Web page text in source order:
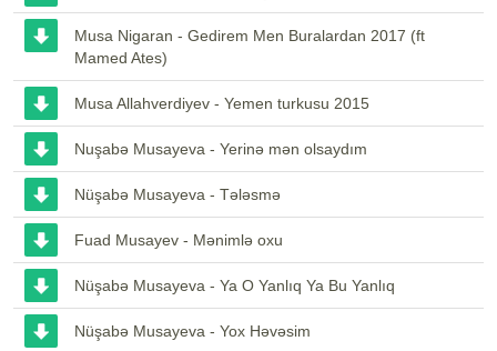
Musa Nigaran - Gedirem Men Buralardan 2017 (ft
Mamed Ates)
Musa Allahverdiyev - Yemen turkusu 2015
Nuşabə Musayeva - Yerinə mən olsaydım
Nüşabə Musayeva - Tələsmə
Fuad Musayev - Mənimlə oxu
Nüşabə Musayeva - Ya O Yanlıq Ya Bu Yanlıq
Nüşabə Musayeva - Yox Həvəsim